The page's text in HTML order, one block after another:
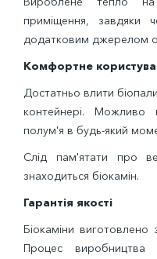
приміщення, завдяки
додатковим джерелом
Комфортне
Достатньо влити
контейнері. Можливо
полум'я в будь-який
Слід пам'ятати про
знаходиться біокамін.
Гарантія якості
Біокаміни виготовлено
Процес виробництва